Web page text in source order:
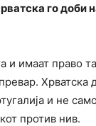
го доби
и имаат право
Хрватска
и не
против нив.